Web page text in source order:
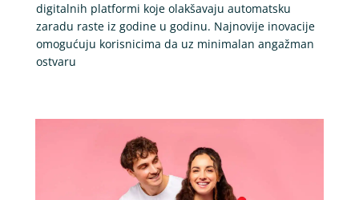
digitalnih platformi koje olakšavaju automatsku
zaradu raste iz godine u godinu. Najnovije inovacije
omogućuju korisnicima da uz minimalan angažman
ostvaru